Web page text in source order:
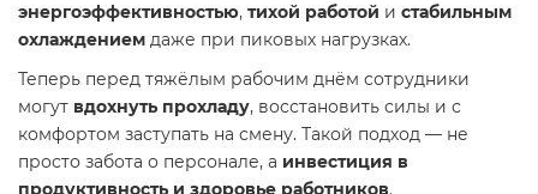
энергоэффективностью, тихой работой и стабильным
охлаждением даже при пиковых нагрузках.
Теперь перед тяжёлым рабочим днём сотрудники
могут вдохнуть прохладу, восстановить силы и с
комфортом заступать на смену. Такой подход — не
просто забота о персонале, а инвестиция в
продуктивность и здоровье работников.